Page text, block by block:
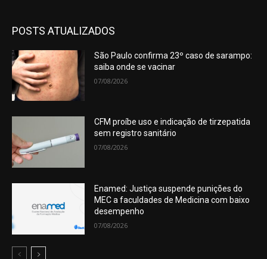
POSTS ATUALIZADOS
São Paulo confirma 23º caso de sarampo:
saiba onde se vacinar
07/08/2026
CFM proíbe uso e indicação de tirzepatida
sem registro sanitário
07/08/2026
Enamed: Justiça suspende punições do
MEC a faculdades de Medicina com baixo
desempenho
07/08/2026